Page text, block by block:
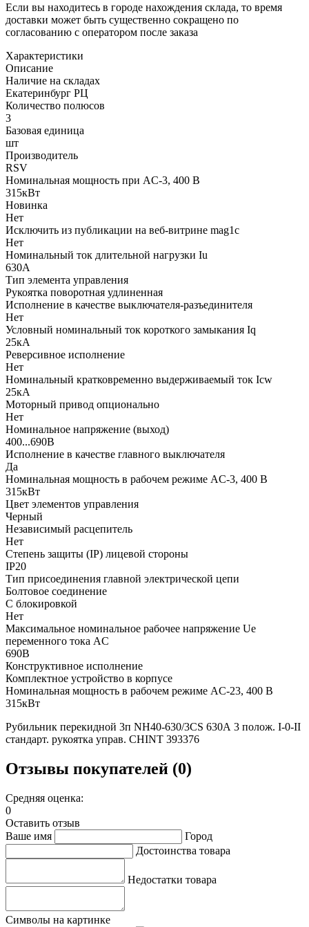
Если вы находитесь в городе нахождения склада, то время
доставки может быть существенно сокращено по
согласованию с оператором после заказа
Характеристики
Описание
Наличие на складах
Екатеринбург РЦ
Количество полюсов
3
Базовая единица
шт
Производитель
RSV
Номинальная мощность при AC-3, 400 В
315кВт
Новинка
Нет
Исключить из публикации на веб-витрине mag1c
Нет
Номинальный ток длительной нагрузки Iu
630А
Тип элемента управления
Рукоятка поворотная удлиненная
Исполнение в качестве выключателя-разъединителя
Нет
Условный номинальный ток короткого замыкания Iq
25кА
Реверсивное исполнение
Нет
Номинальный кратковременно выдерживаемый ток Icw
25кА
Моторный привод опционально
Нет
Номинальное напряжение (выход)
400...690В
Исполнение в качестве главного выключателя
Да
Номинальная мощность в рабочем режиме AC-3, 400 В
315кВт
Цвет элементов управления
Черный
Независимый расцепитель
Нет
Степень защиты (IP) лицевой стороны
IP20
Тип присоединения главной электрической цепи
Болтовое соединение
С блокировкой
Нет
Максимальное номинальное рабочее напряжение Ue
переменного тока AC
690В
Конструктивное исполнение
Комплектное устройство в корпусе
Номинальная мощность в рабочем режиме AC-23, 400 В
315кВт
Рубильник перекидной 3п NH40-630/3CS 630А 3 полож. I-0-II
стандарт. рукоятка управ. CHINT 393376
Отзывы покупателей (0)
Средняя оценка:
0
Оставить отзыв
Ваше имя
Город
Достоинства товара
Недостатки товара
Символы на картинке